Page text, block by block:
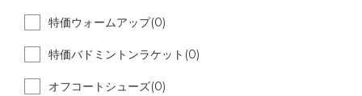
特価ウォームアップ(0)
特価バドミントンラケット(0)
オフコートシューズ(0)